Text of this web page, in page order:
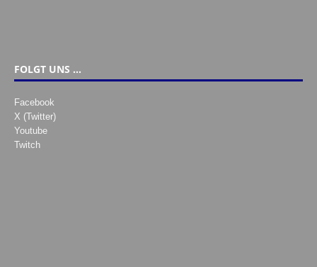
FOLGT UNS …
Facebook
X (Twitter)
Youtube
Twitch